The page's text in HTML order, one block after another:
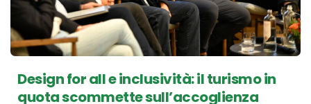
Design for all e inclusività: il turismo in
quota scommette sull’accoglienza